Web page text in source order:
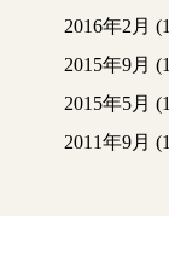
2016年2月
2015年9月
2015年5月
2011年9月